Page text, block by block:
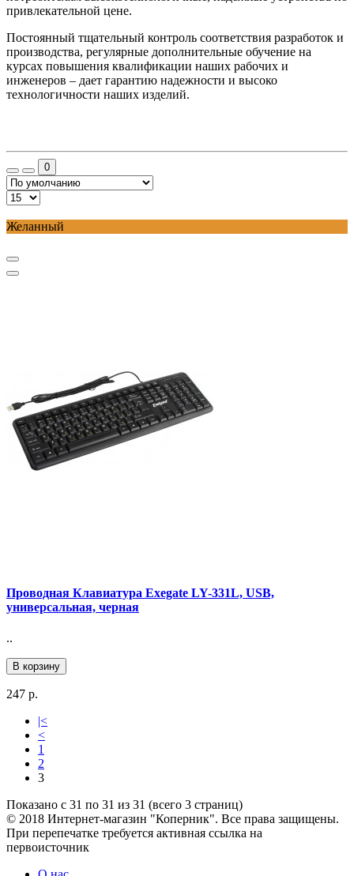
привлекательной цене.
Постоянный тщательный контроль соответствия разработок и
производства, регулярные дополнительные обучение на
курсах повышения квалификации наших рабочих и
инженеров – дает гарантию надежности и высоко
технологичности наших изделий.
0
Желанный
Проводная Клавиатура Exegate LY-331L, USB,
универсальная, черная
..
В корзину
247 р.
|<
<
1
2
3
Показано с 31 по 31 из 31 (всего 3 страниц)
© 2018 Интернет-магазин "Коперник". Все права защищены.
При перепечатке требуется активная ссылка на
первоисточник